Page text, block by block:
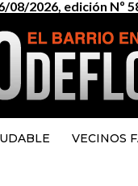
08/2026, edición Nº
VECINOS